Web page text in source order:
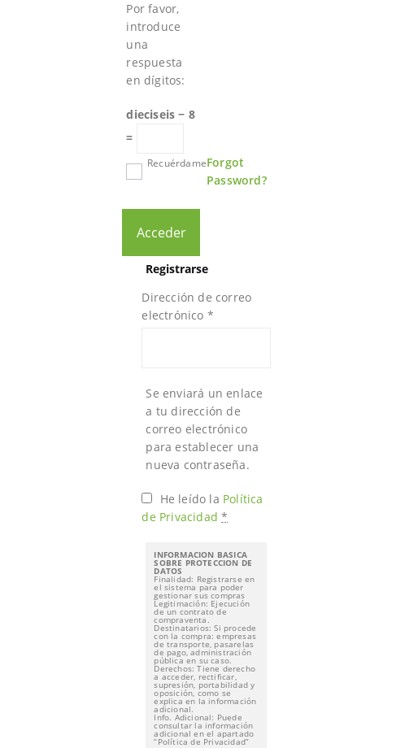
Por favor,
introduce
una
respuesta
en dígitos:
dieciseis − 8
=
RecuérdameForgot
Password?
Acceder
Registrarse
Dirección de correo
electrónico *
Se enviará un enlace
a tu dirección de
correo electrónico
para establecer una
nueva contraseña.
He leído la Política
de Privacidad *
INFORMACION BASICA
SOBRE PROTECCION DE
DATOS
Finalidad: Registrarse en
el sistema para poder
gestionar sus compras
Legitimación: Ejecución
de un contrato de
compraventa.
Destinatarios: Si procede
con la compra: empresas
de transporte, pasarelas
de pago, administración
pública en su caso.
Derechos: Tiene derecho
a acceder, rectificar,
supresión, portabilidad y
oposición, como se
explica en la información
adicional.
Info. Adicional: Puede
consultar la información
adicional en el apartado
“Política de Privacidad”